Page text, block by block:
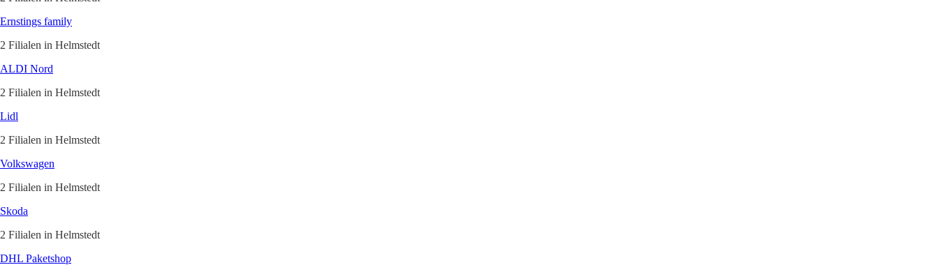
Ernstings family
2 Filialen in Helmstedt
ALDI Nord
2 Filialen in Helmstedt
Lidl
2 Filialen in Helmstedt
Volkswagen
2 Filialen in Helmstedt
Skoda
2 Filialen in Helmstedt
DHL Paketshop